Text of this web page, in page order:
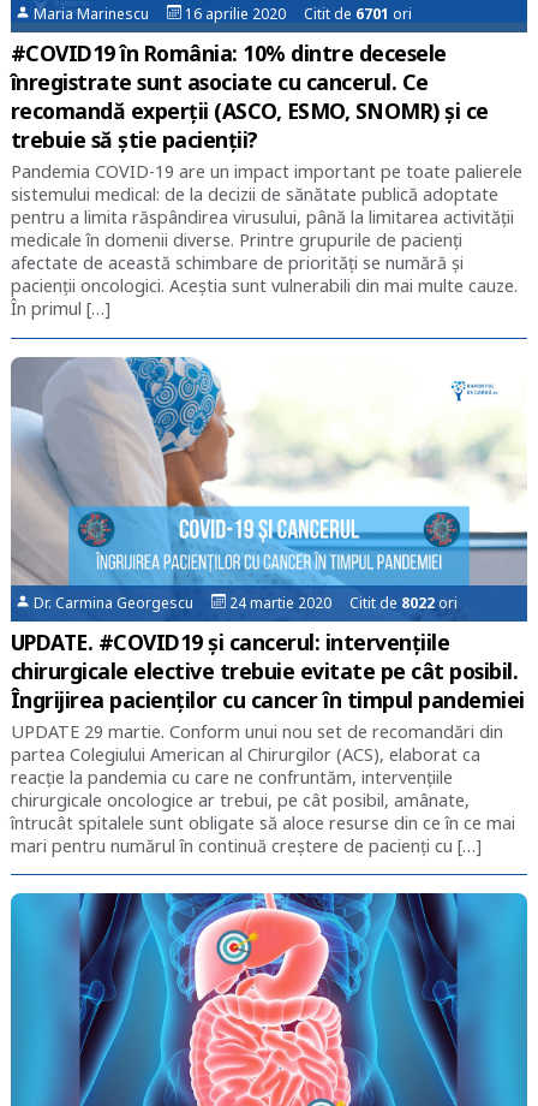
Maria Marinescu 16 aprilie 2020 Citit de 6701 ori
#COVID19 în România: 10% dintre decesele
înregistrate sunt asociate cu cancerul. Ce
recomandă experții (ASCO, ESMO, SNOMR) și ce
trebuie să știe pacienții?
Pandemia COVID-19 are un impact important pe toate palierele
sistemului medical: de la decizii de sănătate publică adoptate
pentru a limita răspândirea virusului, până la limitarea activității
medicale în domenii diverse. Printre grupurile de pacienți
afectate de această schimbare de priorități se numără și
pacienții oncologici. Aceștia sunt vulnerabili din mai multe cauze.
În primul […]
Dr. Carmina Georgescu 24 martie 2020 Citit de 8022ori
UPDATE. #COVID19 și cancerul: intervențiile
chirurgicale elective trebuie evitate pe cât posibil.
Îngrijirea pacienților cu cancer în timpul pandemiei
UPDATE 29 martie. Conform unui nou set de recomandări din
partea Colegiului American al Chirurgilor (ACS), elaborat ca
reacție la pandemia cu care ne confruntăm, intervențiile
chirurgicale oncologice ar trebui, pe cât posibil, amânate,
întrucât spitalele sunt obligate să aloce resurse din ce în ce mai
mari pentru numărul în continuă creștere de pacienți cu […]